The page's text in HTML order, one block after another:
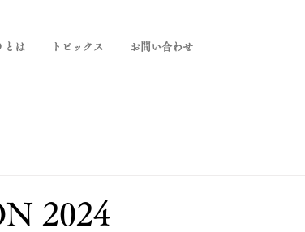
とは トピックス お問い合わせ
2024